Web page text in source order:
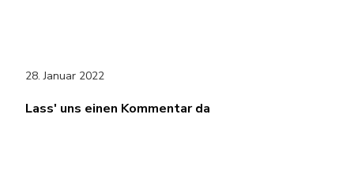
28. Januar 2022
Lass' uns einen Kommentar da